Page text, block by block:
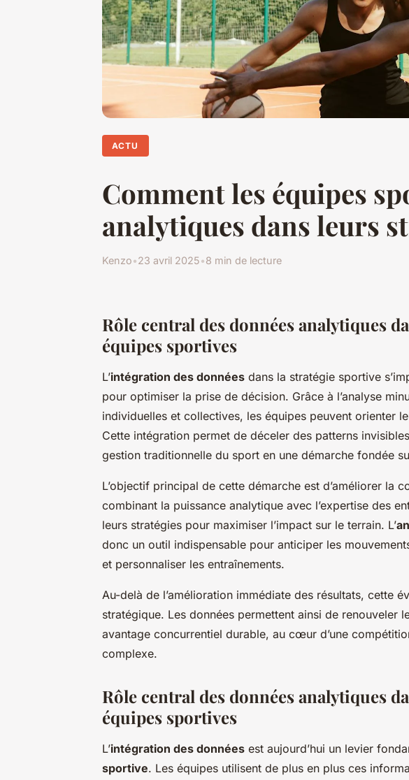
ACTU
Comment les équipes
analytiques dans leurs
Kenzo•23 avril 2025•8 min de lecture
Rôle central des données analytiques
équipes sportives
L’intégration des données dans la stratégie sportive
pour optimiser la prise de décision. Grâce à l’analyse
individuelles et collectives, les équipes peuvent orienter
Cette intégration permet de déceler des patterns
gestion traditionnelle du sport en une démarche fondée
L’objectif principal de cette démarche est d’améliorer la
combinant la puissance analytique avec l’expertise des
leurs stratégies pour maximiser l’impact sur le terrain. L’
donc un outil indispensable pour anticiper les
et personnaliser les entraînements.
Au-delà de l’amélioration immédiate des résultats, cette
stratégique. Les données permettent ainsi de renouveler
avantage concurrentiel durable, au cœur d’une
complexe.
Rôle central des données analytiques
équipes sportives
L’intégration des données est aujourd’hui un levier
sportive. Les équipes utilisent de plus en plus ces